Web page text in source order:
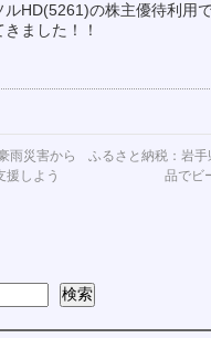
ルHD(5261)の株主優待利用
きました！！
雨災害から
援しよう
ふるさと納税：岩
品でビ
検索